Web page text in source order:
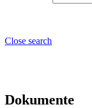
Close search
Dokumente